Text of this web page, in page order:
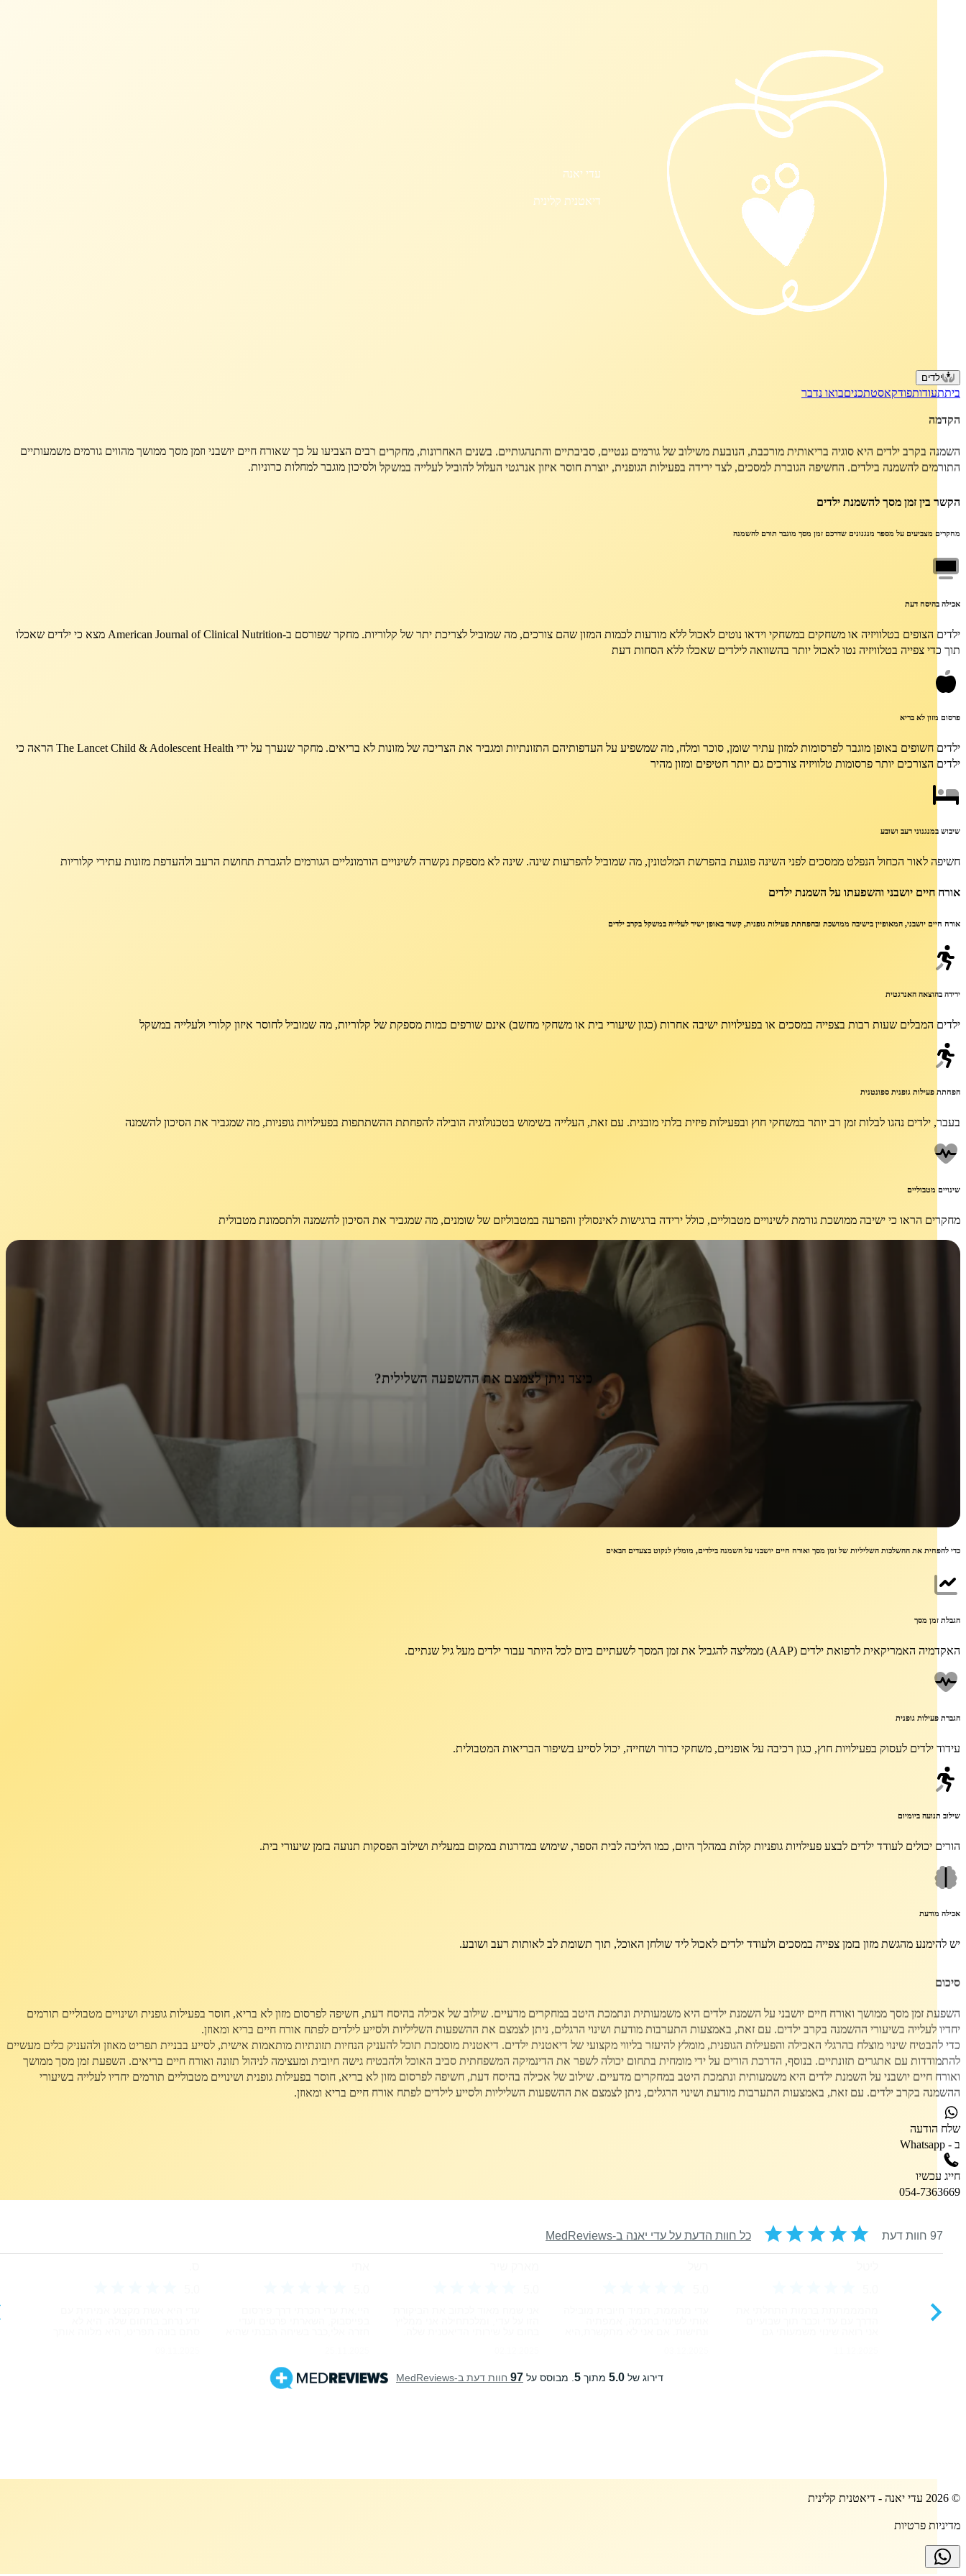
עדי יאנה
דיאטנית קלינית
ילדים
ביתתעודותפודקאסטתכניםבואו נדבר
השפעת זמן מסך ואורח חיים יושבני על השמנת ילדים
הקדמה
השמנה בקרב ילדים היא סוגיה בריאותית מורכבת, הנובעת משילוב של גורמים גנטיים, סביבתיים והתנהגותיים. בשנים האחרונות, מחקרים רבים הצביעו על כך שאורח חיים יושבני וזמן מסך ממושך מהווים גורמים משמעותיים
התורמים להשמנה בילדים. החשיפה הגוברת למסכים, לצד ירידה בפעילות הגופנית, יוצרת חוסר איזון אנרגטי העלול להוביל לעלייה במשקל ולסיכון מוגבר למחלות כרוניות.
הקשר בין זמן מסך להשמנת ילדים
מחקרים מצביעים על מספר מנגנונים שדרכם זמן מסך מוגבר תורם להשמנה
אכילה בהיסח דעת
ילדים הצופים בטלוויזיה או משחקים במשחקי וידאו נוטים לאכול ללא מודעות לכמות המזון שהם צורכים, מה שמוביל לצריכת יתר של קלוריות. מחקר שפורסם ב-American Journal of Clinical Nutrition מצא כי ילדים שאכלו
תוך כדי צפייה בטלוויזיה נטו לאכול יותר בהשוואה לילדים שאכלו ללא הסחות דעת
פרסום מזון לא בריא
ילדים חשופים באופן מוגבר לפרסומות למזון עתיר שומן, סוכר ומלח, מה שמשפיע על העדפותיהם התזונתיות ומגביר את הצריכה של מזונות לא בריאים. מחקר שנערך על ידי The Lancet Child & Adolescent Health הראה כי
ילדים הצורכים יותר פרסומות טלוויזיה צורכים גם יותר חטיפים ומזון מהיר
שיבוש במנגנוני רעב ושובע
חשיפה לאור הכחול הנפלט ממסכים לפני השינה פוגעת בהפרשת המלטונין, מה שמוביל להפרעות שינה. שינה לא מספקת נקשרה לשינויים הורמונליים הגורמים להגברת תחושת הרעב ולהעדפת מזונות עתירי קלוריות
אורח חיים יושבני והשפעתו על השמנת ילדים
אורח חיים יושבני, המאופיין בישיבה ממושכת ובהפחתת פעילות גופנית, קשור באופן ישיר לעלייה במשקל בקרב ילדים
ירידה בהוצאה האנרגטית
ילדים המבלים שעות רבות בצפייה במסכים או בפעילויות ישיבה אחרות (כגון שיעורי בית או משחקי מחשב) אינם שורפים כמות מספקת של קלוריות, מה שמוביל לחוסר איזון קלורי ולעלייה במשקל
הפחתת פעילות גופנית ספונטנית
בעבר, ילדים נהגו לבלות זמן רב יותר במשחקי חוץ ובפעילות פיזית בלתי מובנית. עם זאת, העלייה בשימוש בטכנולוגיה הובילה להפחתת ההשתתפות בפעילויות גופניות, מה שמגביר את הסיכון להשמנה
שינויים מטבוליים
מחקרים הראו כי ישיבה ממושכת גורמת לשינויים מטבוליים, כולל ירידה ברגישות לאינסולין והפרעה במטבוליזם של שומנים, מה שמגביר את הסיכון להשמנה ולתסמונת מטבולית
כיצד ניתן לצמצם את ההשפעה השלילית?
כדי להפחית את ההשלכות השליליות של זמן מסך ואורח חיים יושבני על השמנה בילדים, מומלץ לנקוט בצעדים הבאים
הגבלת זמן מסך
האקדמיה האמריקאית לרפואת ילדים (AAP) ממליצה להגביל את זמן המסך לשעתיים ביום לכל היותר עבור ילדים מעל גיל שנתיים.
הגברת פעילות גופנית
עידוד ילדים לעסוק בפעילויות חוץ, כגון רכיבה על אופניים, משחקי כדור ושחייה, יכול לסייע בשיפור הבריאות המטבולית.
שילוב תנועה ביומיום
הורים יכולים לעודד ילדים לבצע פעילויות גופניות קלות במהלך היום, כמו הליכה לבית הספר, שימוש במדרגות במקום במעלית ושילוב הפסקות תנועה בזמן שיעורי בית.
אכילה מודעת
יש להימנע מהגשת מזון בזמן צפייה במסכים ולעודד ילדים לאכול ליד שולחן האוכל, תוך תשומת לב לאותות רעב ושובע.
סיכום
השפעת זמן מסך ממושך ואורח חיים יושבני על השמנת ילדים היא משמעותית ונתמכת היטב במחקרים מדעיים. שילוב של אכילה בהיסח דעת, חשיפה לפרסום מזון לא בריא, חוסר בפעילות גופנית ושינויים מטבוליים תורמים
יחדיו לעלייה בשיעורי ההשמנה בקרב ילדים. עם זאת, באמצעות התערבות מודעת ושינוי הרגלים, ניתן לצמצם את ההשפעות השליליות ולסייע לילדים לפתח אורח חיים בריא ומאוזן.
כדי להבטיח שינוי מוצלח בהרגלי האכילה והפעילות הגופנית, מומלץ להיעזר בליווי מקצועי של דיאטנית ילדים. דיאטנית מוסמכת תוכל להעניק הנחיות תזונתיות מותאמות אישית, לסייע בבניית תפריט מאוזן ולהעניק כלים מעשיים
להתמודדות עם אתגרים תזונתיים. בנוסף, הדרכת הורים על ידי מומחית בתחום יכולה לשפר את הדינמיקה המשפחתית סביב האוכל ולהבטיח גישה חיובית ומעצימה לניהול תזונה ואורח חיים בריאים. השפעת זמן מסך ממושך
ואורח חיים יושבני על השמנת ילדים היא משמעותית ונתמכת היטב במחקרים מדעיים. שילוב של אכילה בהיסח דעת, חשיפה לפרסום מזון לא בריא, חוסר בפעילות גופנית ושינויים מטבוליים תורמים יחדיו לעלייה בשיעורי
ההשמנה בקרב ילדים. עם זאת, באמצעות התערבות מודעת ושינוי הרגלים, ניתן לצמצם את ההשפעות השליליות ולסייע לילדים לפתח אורח חיים בריא ומאוזן.
שלח הודעה
ב - Whatsapp
חייג עכשיו
054-7363669
©
2026 עדי יאנה - דיאטנית קלינית
מדיניות פרטיות